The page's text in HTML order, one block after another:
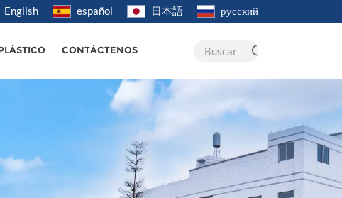
English español 日本語 русский
CONTÁCTENOS Buscar